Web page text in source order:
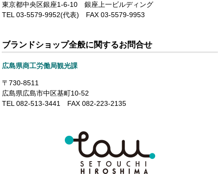
東京都中央区銀座1-6-10 銀座上一ビルディング
TEL 03-5579-9952(代表) FAX 03-5579-9953
ブランドショップ全般に関するお問合せ
広島県商工労働局観光課
〒730-8511
広島県広島市中区基町10-52
TEL 082-513-3441 FAX 082-223-2135